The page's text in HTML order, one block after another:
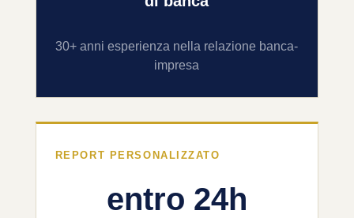
30+ anni esperienza nella relazione banca-
impresa
REPORT PERSONALIZZATO
entro 24h